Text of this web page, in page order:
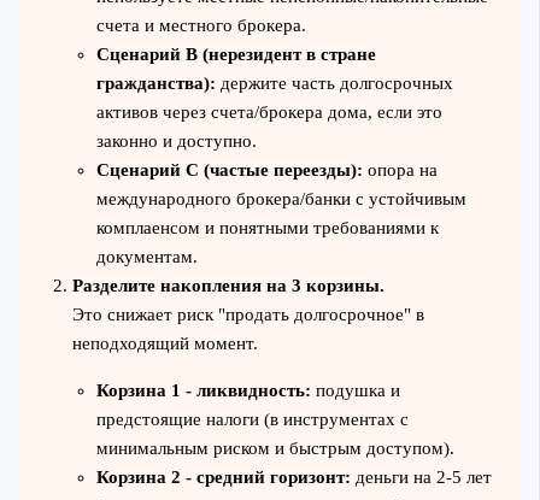
счета и местного брокера.
Сценарий B (нерезидент в стране
гражданства): держите часть долгосрочных
активов через счета/брокера дома, если это
законно и доступно.
Сценарий C (частые переезды): опора на
международного брокера/банки с устойчивым
комплаенсом и понятными требованиями к
документам.
Разделите накопления на 3 корзины.
Это снижает риск "продать долгосрочное" в
неподходящий момент.
Корзина 1 - ликвидность: подушка и
предстоящие налоги (в инструментах с
минимальным риском и быстрым доступом).
Корзина 2 - средний горизонт: деньги на 2-5 лет